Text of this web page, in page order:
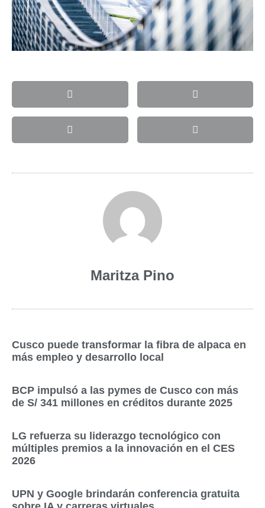
Maritza Pino
Cusco puede transformar la fibra de alpaca en
más empleo y desarrollo local
BCP impulsó a las pymes de Cusco con más
de S/ 341 millones en créditos durante 2025
LG refuerza su liderazgo tecnológico con
múltiples premios a la innovación en el CES
2026
UPN y Google brindarán conferencia gratuita